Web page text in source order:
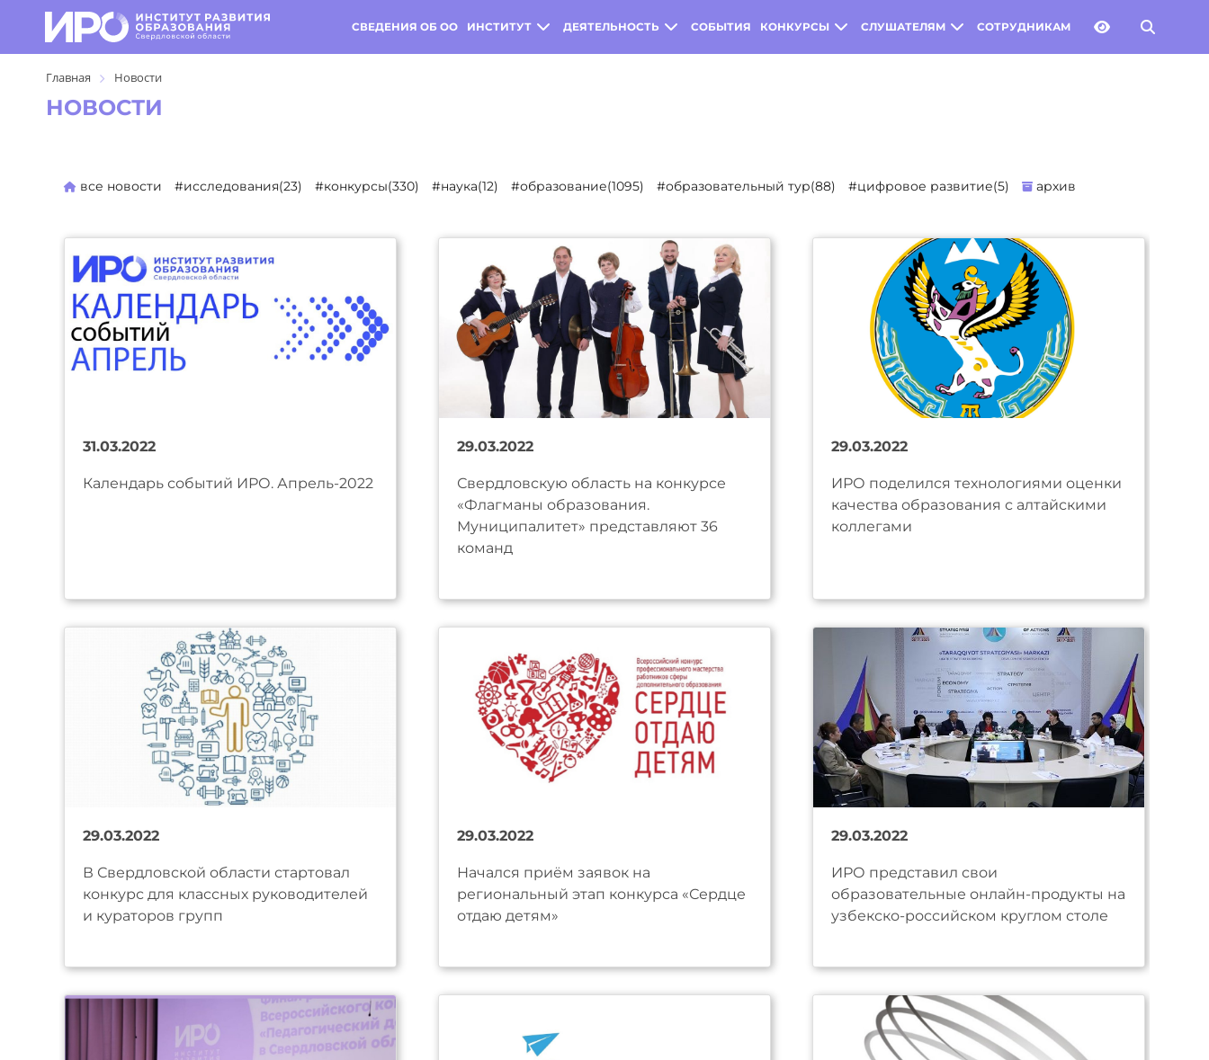
СВЕДЕНИЯ ОБ ОО ИНСТИТУТ ДЕЯТЕЛЬНОСТЬ СОБЫТИЯ КОНКУРСЫ СЛУШАТЕЛЯМ СОТРУДНИКАМ
Главная Новости
НОВОСТИ
все новости #исследования(23) #конкурсы(330) #наука(12) #образование(1095) #образовательный тур(88) #цифровое развитие(5) архив
31.03.2022
Календарь событий ИРО. Апрель-2022
29.03.2022
Свердловскую область на конкурсе
«Флагманы образования.
Муниципалитет» представляют 36
команд
29.03.2022
ИРО поделился технологиями оценки
качества образования с алтайскими
коллегами
29.03.2022
В Свердловской области стартовал
конкурс для классных руководителей
и кураторов групп
29.03.2022
Начался приём заявок на
региональный этап конкурса «Сердце
отдаю детям»
29.03.2022
ИРО представил свои
образовательные онлайн-продукты на
узбекско-российском круглом столе